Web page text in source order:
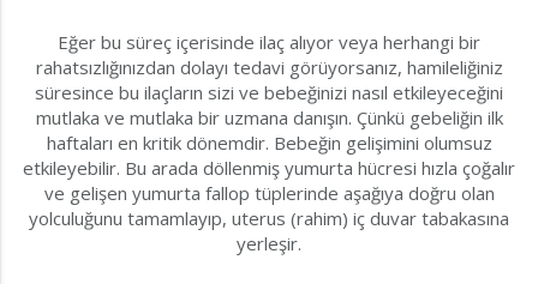
Eğer bu süreç içerisinde ilaç alıyor veya herhangi bir
rahatsızlığınızdan dolayı tedavi görüyorsanız, hamileliğiniz
süresince bu ilaçların sizi ve bebeğinizi nasıl etkileyeceğini
mutlaka ve mutlaka bir uzmana danışın. Çünkü gebeliğin ilk
haftaları en kritik dönemdir. Bebeğin gelişimini olumsuz
etkileyebilir. Bu arada döllenmiş yumurta hücresi hızla çoğalır
ve gelişen yumurta fallop tüplerinde aşağıya doğru olan
yolculuğunu tamamlayıp, uterus (rahim) iç duvar tabakasına
yerleşir.